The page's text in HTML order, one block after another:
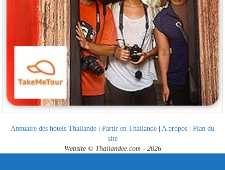
Annuaire des hotels Thailande | Partir en Thailande | A propos | Plan du
site
Website © Thailandee.com - 2026